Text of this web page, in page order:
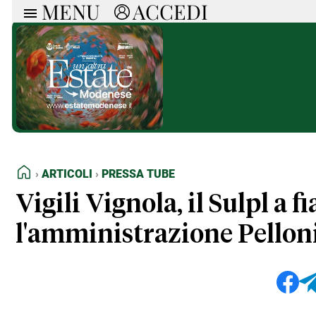
MENU ACCEDI
ARTICOLI
Politica
Economia
Società
La Nera
Che Cultura
La Provincia
Mondo
Italia
Tutti gli Articoli
Ricerca
HOME
ARTICOLI PRESSA TUBE
Vigili Vignola, il Sulpl a
l'amministrazione